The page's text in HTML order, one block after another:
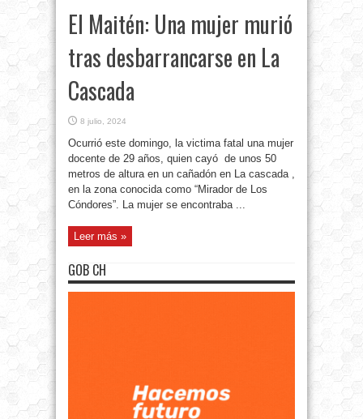
El Maitén: Una mujer murió
tras desbarrancarse en La
Cascada
8 julio, 2024
Ocurrió este domingo, la victima fatal una mujer
docente de 29 años, quien cayó de unos 50
metros de altura en un cañadón en La cascada ,
en la zona conocida como “Mirador de Los
Cóndores”. La mujer se encontraba ...
Leer más »
GOB CH